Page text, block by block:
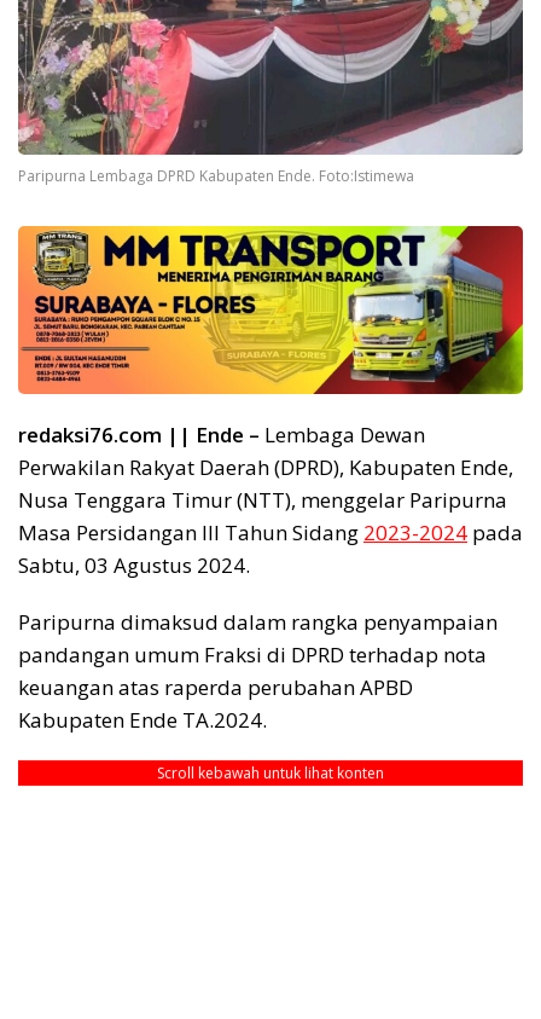
Paripurna Lembaga DPRD Kabupaten Ende. Foto:Istimewa
redaksi76.com || Ende – Lembaga Dewan
Perwakilan Rakyat Daerah (DPRD), Kabupaten Ende,
Nusa Tenggara Timur (NTT), menggelar Paripurna
Masa Persidangan III Tahun Sidang 2023-2024 pada
Sabtu, 03 Agustus 2024.
Paripurna dimaksud dalam rangka penyampaian
pandangan umum Fraksi di DPRD terhadap nota
keuangan atas raperda perubahan APBD
Kabupaten Ende TA.2024.
Scroll kebawah untuk lihat konten